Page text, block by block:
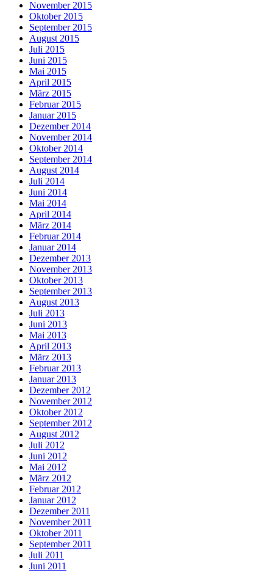
November 2015
Oktober 2015
September 2015
August 2015
Juli 2015
Juni 2015
Mai 2015
April 2015
März 2015
Februar 2015
Januar 2015
Dezember 2014
November 2014
Oktober 2014
September 2014
August 2014
Juli 2014
Juni 2014
Mai 2014
April 2014
März 2014
Februar 2014
Januar 2014
Dezember 2013
November 2013
Oktober 2013
September 2013
August 2013
Juli 2013
Juni 2013
Mai 2013
April 2013
März 2013
Februar 2013
Januar 2013
Dezember 2012
November 2012
Oktober 2012
September 2012
August 2012
Juli 2012
Juni 2012
Mai 2012
März 2012
Februar 2012
Januar 2012
Dezember 2011
November 2011
Oktober 2011
September 2011
Juli 2011
Juni 2011